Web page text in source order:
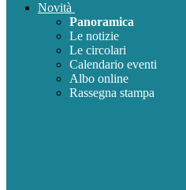
Novità
Panoramica
Le notizie
Le circolari
Calendario eventi
Albo online
Rassegna stampa